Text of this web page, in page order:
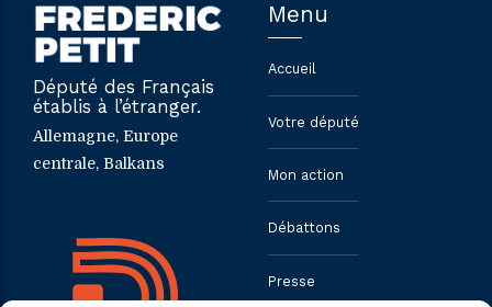
Député des Français
établis à l’étranger.
Allemagne, Europe
centrale, Balkans
Menu
Accueil
Votre député
Mon action
Débattons
Presse